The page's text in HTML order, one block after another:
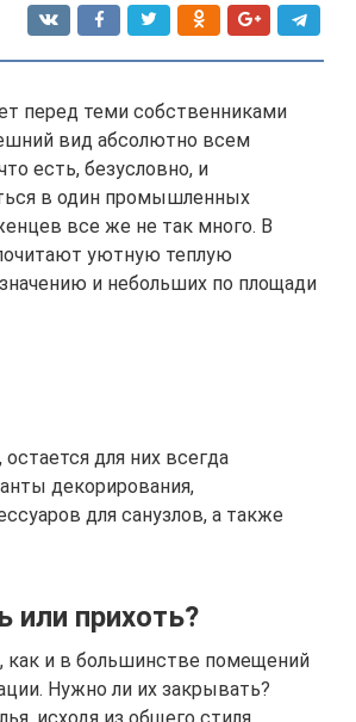
перед теми собственниками
вид абсолютно всем
есть, безусловно, и
в один промышленных
все же не так много. В
уютную теплую
и небольших по площади
для них всегда
декорирования,
для санузлов, а также
или прихоть?
как и в большинстве помещений
Нужно ли их закрывать?